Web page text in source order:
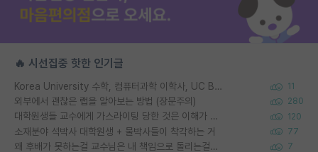
🔥 시선집중 핫한 인기글
Korea University 수학, 컴퓨터과학 이학사, UC Berkeley 산업공학 대학원 공학박사가 되는 것은 쉽지 않겠죠? 11
외부에서 괜찮은 랩을 알아보는 방법 (장문주의) 280
대학원생들 교수에게 가스라이팅 당한 것은 이해가 갑니다. 안타깝네요. 120
소재분야 석박사 대학원생 + 물박사들이 착각하는 거 77
왜 후배가 못하는걸 교수님은 내 책임으로 돌리는걸까요? 7